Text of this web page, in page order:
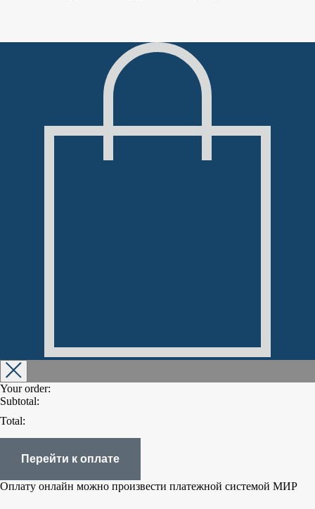
Your order:
Subtotal:
Total:
Перейти к оплате
Оплату онлайн можно произвести платежной системой МИР